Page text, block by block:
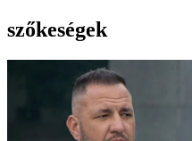
szőkeségek